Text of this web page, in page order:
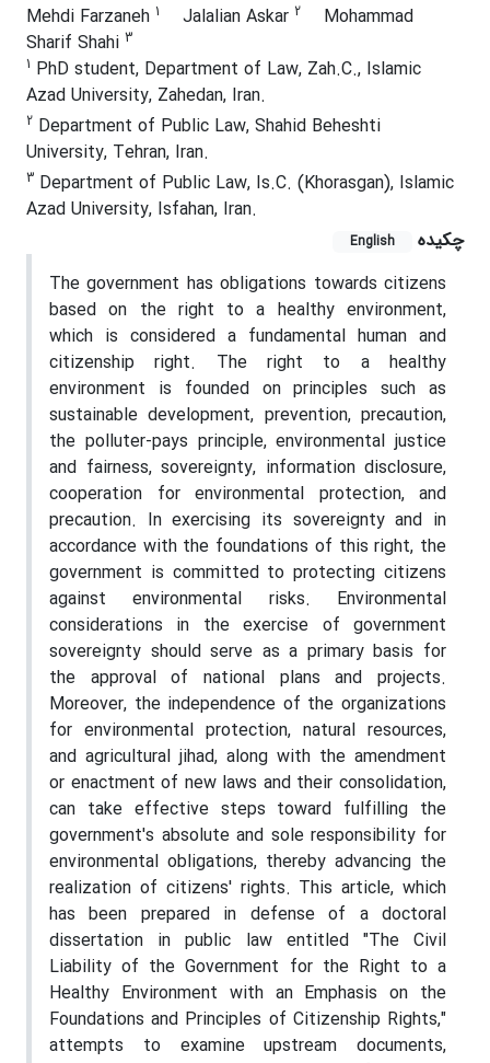
Mehdi Farzaneh 1 Jalalian Askar 2
Mohammad
Sharif Shahi 3
1 PhD student, Department of Law, Zah.C., Islamic
Azad University, Zahedan, Iran.
2 Department of Public Law, Shahid Beheshti
University, Tehran, Iran.
3 Department of Public Law, Is.C. (Khorasgan), Islamic
Azad University, Isfahan, Iran.
چکیده
English
The government has obligations towards citizens
based on the right to a healthy environment,
which is considered a fundamental human and
citizenship right. The right to a healthy
environment is founded on principles such as
sustainable development, prevention, precaution,
the polluter-pays principle, environmental justice
and fairness, sovereignty, information disclosure,
cooperation for environmental protection, and
precaution. In exercising its sovereignty and in
accordance with the foundations of this right, the
government is committed to protecting citizens
against environmental risks. Environmental
considerations in the exercise of government
sovereignty should serve as a primary basis for
the approval of national plans and projects.
Moreover, the independence of the organizations
for environmental protection, natural resources,
and agricultural jihad, along with the amendment
or enactment of new laws and their consolidation,
can take effective steps toward fulfilling the
government's absolute and sole responsibility for
environmental obligations, thereby advancing the
realization of citizens' rights. This article, which
has been prepared in defense of a doctoral
dissertation in public law entitled "The Civil
Liability of the Government for the Right to a
Healthy Environment with an Emphasis on the
Foundations and Principles of Citizenship Rights,"
attempts to examine upstream documents,